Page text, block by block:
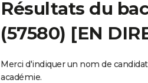
Résultats du
(57580) [EN
Merci d'indiquer un nom de
académie.